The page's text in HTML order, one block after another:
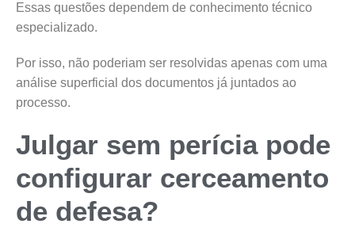
Essas questões dependem de conhecimento técnico
especializado.
Por isso, não poderiam ser resolvidas apenas com uma
análise superficial dos documentos já juntados ao
processo.
Julgar sem perícia pode
configurar cerceamento
de defesa?